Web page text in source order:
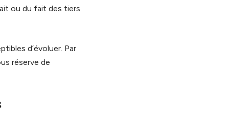
ou du fait des tiers
d’évoluer. Par
réserve de